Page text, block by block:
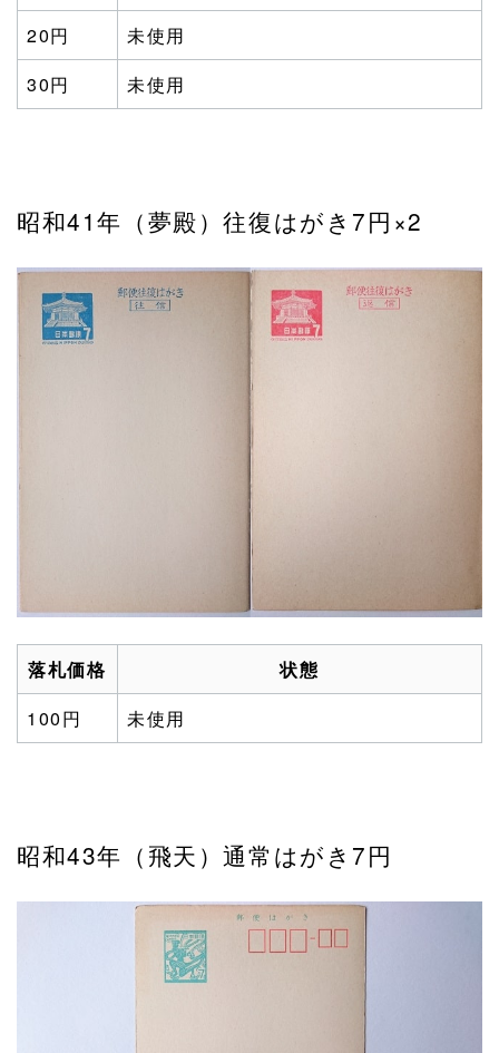
20円
未使用
30円
未使用
昭和41年（夢殿）往復はがき7円×2
落札価格
状態
100円
未使用
昭和43年（飛天）通常はがき7円